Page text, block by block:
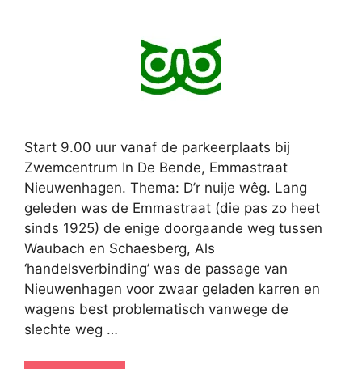
Start 9.00 uur vanaf de parkeerplaats bij
Zwemcentrum In De Bende, Emmastraat
Nieuwenhagen. Thema: D’r nuije wêg. Lang
geleden was de Emmastraat (die pas zo heet
sinds 1925) de enige doorgaande weg tussen
Waubach en Schaesberg, Als
‘handelsverbinding’ was de passage van
Nieuwenhagen voor zwaar geladen karren en
wagens best problematisch vanwege de
slechte weg …